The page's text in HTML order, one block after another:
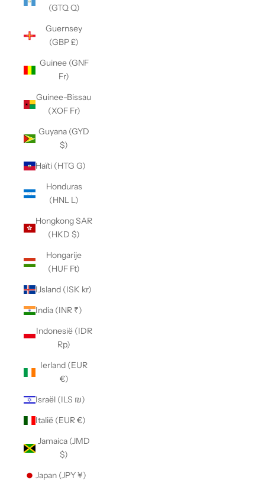
(GTQ Q)
Guernsey
(GBP £)
Guinee (GNF
Fr)
Guinee-Bissau
(XOF Fr)
Guyana (GYD
$)
Haïti (HTG G)
Honduras
(HNL L)
Hongkong SAR
(HKD $)
Hongarije
(HUF Ft)
IJsland (ISK kr)
India (INR ₹)
Indonesië (IDR
Rp)
Ierland (EUR
€)
Israël (ILS ₪)
Italië (EUR €)
Jamaica (JMD
$)
Japan (JPY ¥)